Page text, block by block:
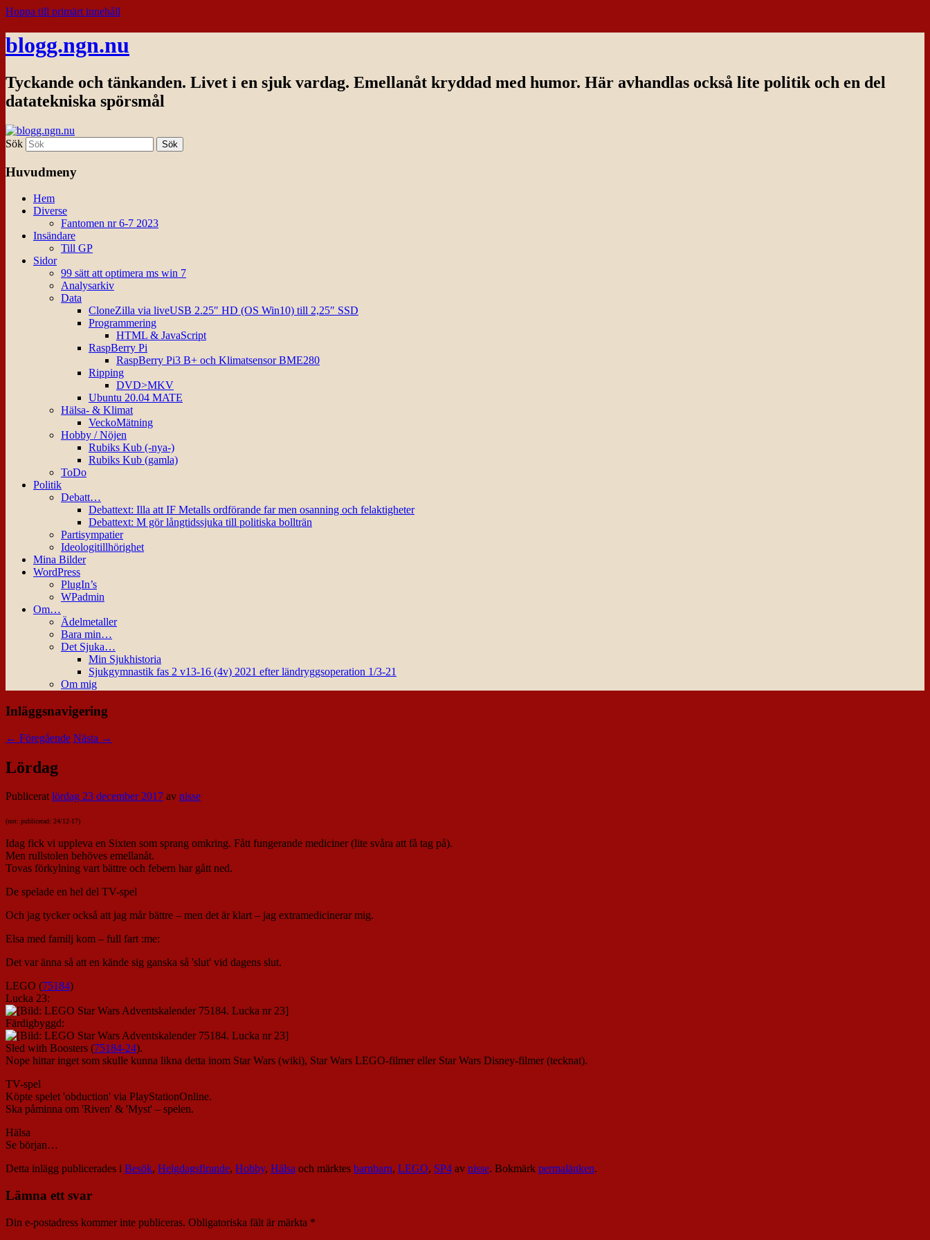
Hoppa till primärt innehåll
blogg.ngn.nu
Tyckande och tänkanden. Livet i en sjuk vardag. Emellanåt kryddad med humor. Här avhandlas också lite politik och en del
datatekniska spörsmål
Sök
Huvudmeny
Hem
Diverse
Fantomen nr 6-7 2023
Insändare
Till GP
Sidor
99 sätt att optimera ms win 7
Analysarkiv
Data
CloneZilla via liveUSB 2.25″ HD (OS Win10) till 2,25″ SSD
Programmering
HTML & JavaScript
RaspBerry Pi
RaspBerry Pi3 B+ och Klimatsensor BME280
Ripping
DVD>MKV
Ubuntu 20.04 MATE
Hälsa- & Klimat
VeckoMätning
Hobby / Nöjen
Rubiks Kub (-nya-)
Rubiks Kub (gamla)
ToDo
Politik
Debatt…
Debattext: Illa att IF Metalls ordförande far men osanning och felaktigheter
Debattext: M gör långtidssjuka till politiska bollträn
Partisympatier
Ideologitillhörighet
Mina Bilder
WordPress
PlugIn’s
WPadmin
Om…
Ädelmetaller
Bara min…
Det Sjuka…
Min Sjukhistoria
Sjukgymnastik fas 2 v13-16 (4v) 2021 efter ländryggsoperation 1/3-21
Om mig
Inläggsnavigering
← Föregående Nästa →
Lördag
Publiceratlördag 23 december 2017 av nisse
(not: publicerad: 24/12-17)
Idag fick vi uppleva en Sixten som sprang omkring. Fått fungerande mediciner (lite svåra att få tag på).
Men rullstolen behöves emellanåt.
Tovas förkylning vart bättre och febern har gått ned.
De spelade en hel del TV-spel
Och jag tycker också att jag mår bättre – men det är klart – jag extramedicinerar mig.
Elsa med familj kom – full fart :me:
Det var änna så att en kände sig ganska så 'slut' vid dagens slut.
LEGO (75184)
Lucka 23:
Färdigbyggd:
Sled with Boosters (75184-24).
Nope hittar inget som skulle kunna likna detta inom Star Wars (wiki), Star Wars LEGO-filmer eller Star Wars Disney-filmer (tecknat).
TV-spel
Köpte spelet 'obduction' via PlayStationOnline.
Ska påminna om 'Riven' & 'Myst' – spelen.
Hälsa
Se början…
Detta inlägg publicerades i Besök, Helgdagsfirande, Hobby, Hälsa och märktes barnbarn, LEGO, SP4 av nisse. Bokmärk permalänken.
Lämna ett svar
Din e-postadress kommer inte publiceras. Obligatoriska fält är märkta *